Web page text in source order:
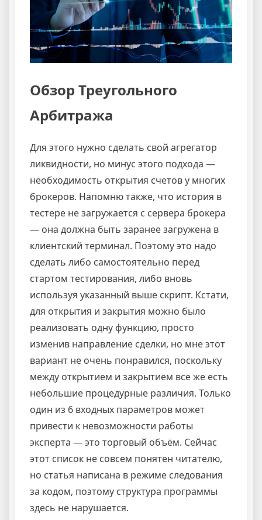
Обзор Треугольного
Арбитража
Для этого нужно сделать свой агрегатор
ликвидности, но минус этого подхода —
необходимость открытия счетов у многих
брокеров. Напомню также, что история в
тестере не загружается с сервера брокера
— она должна быть заранее загружена в
клиентский терминал. Поэтому это надо
сделать либо самостоятельно перед
стартом тестирования, либо вновь
используя указанный выше скрипт. Кстати,
для открытия и закрытия можно было
реализовать одну функцию, просто
изменив направление сделки, но мне этот
вариант не очень понравился, поскольку
между открытием и закрытием все же есть
небольшие процедурные различия. Только
один из 6 входных параметров может
привести к невозможности работы
эксперта — это торговый объём. Сейчас
этот список не совсем понятен читателю,
но статья написана в режиме следования
за кодом, поэтому структура программы
здесь не нарушается.